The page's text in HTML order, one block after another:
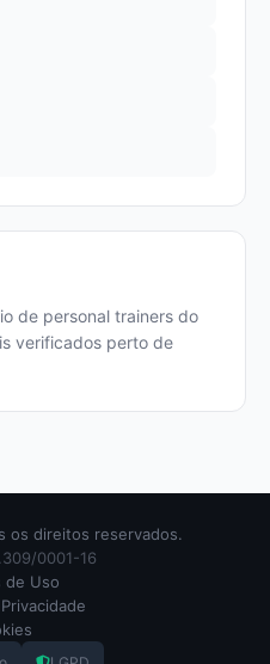
de personal trainers do
verificados perto de
os direitos reservados.
0001-16
de Uso